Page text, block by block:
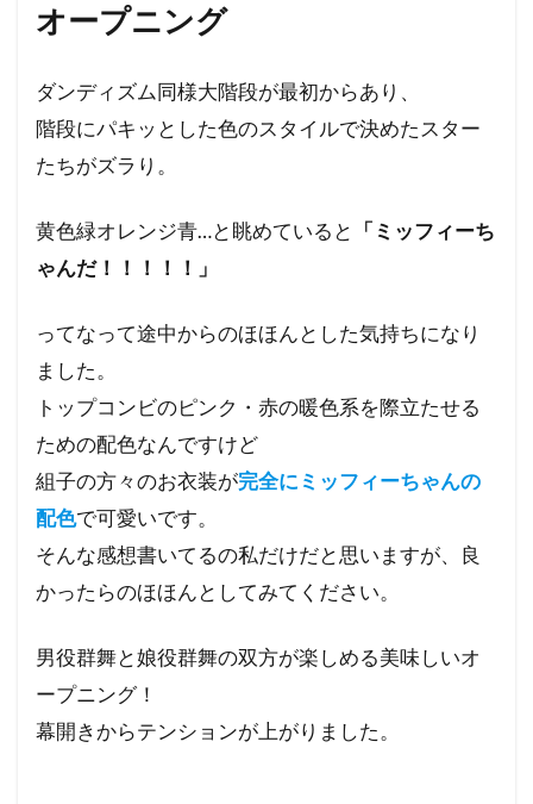
オープニング
ダンディズム同様大階段が最初からあり、
階段にパキッとした色のスタイルで決めたスター
たちがズラり。
黄色緑オレンジ青…と眺めていると
「ミッフィーち
ゃんだ！！！！！」
ってなって途中からのほほんとした気持ちになり
ました。
トップコンビのピンク・赤の暖色系を際立たせる
ための配色なんですけど
組子の方々のお衣装が完全にミッフィーちゃんの
配色で可愛いです。
そんな感想書いてるの私だけだと思いますが、良
かったらのほほんとしてみてください。
男役群舞と娘役群舞の双方が楽しめる美味しいオ
ープニング！
幕開きからテンションが上がりました。